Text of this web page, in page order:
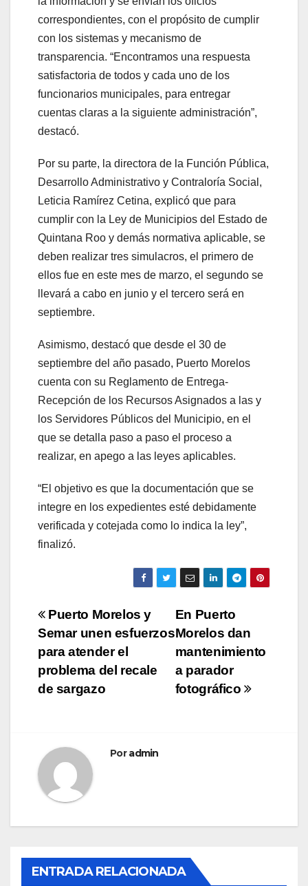
correspondientes, con el propósito de cumplir
con los sistemas y mecanismo de
transparencia. “Encontramos una respuesta
satisfactoria de todos y cada uno de los
funcionarios municipales, para entregar
cuentas claras a la siguiente administración”,
destacó.
Por su parte, la directora de la Función Pública,
Desarrollo Administrativo y Contraloría Social,
Leticia Ramírez Cetina, explicó que para
cumplir con la Ley de Municipios del Estado de
Quintana Roo y demás normativa aplicable, se
deben realizar tres simulacros, el primero de
ellos fue en este mes de marzo, el segundo se
llevará a cabo en junio y el tercero será en
septiembre.
Asimismo, destacó que desde el 30 de
septiembre del año pasado, Puerto Morelos
cuenta con su Reglamento de Entrega-
Recepción de los Recursos Asignados a las y
los Servidores Públicos del Municipio, en el
que se detalla paso a paso el proceso a
realizar, en apego a las leyes aplicables.
“El objetivo es que la documentación que se
integre en los expedientes esté debidamente
verificada y cotejada como lo indica la ley”,
finalizó.
Navegación
de
entradas
En Puerto
Morelos dan
mantenimiento
a parador
fotográfico
Puerto Morelos y
Semar unen esfuerzos
para atender el
problema del recale
de sargazo
Poradmin
ENTRADA RELACIONADA